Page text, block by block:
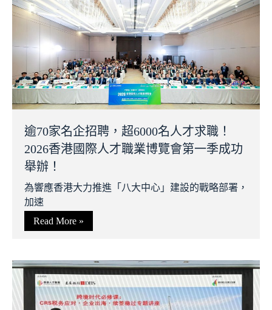
逾70家名企招聘，超6000名人才求職！
2026香港國際人才職業博覽會第一季成功
舉辦！
為響應香港大力推進「八大中心」建設的戰略部署，
加速
Read More »